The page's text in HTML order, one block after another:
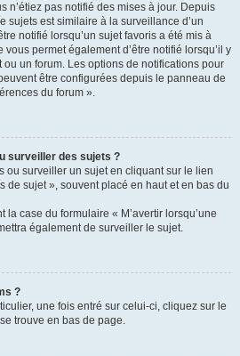
n’étiez pas notifié des mises à jour. Depuis
sujets est similaire à la surveillance d’un
notifié lorsqu’un sujet favoris a été mis à
permet également d’être notifié lorsqu’il y
un forum. Les options de notifications pour
être configurées depuis le panneau de
du forum ».
surveiller des sujets ?
ou surveiller un sujet en cliquant sur le lien
de sujet », souvent placé en haut et en bas du
la case du formulaire « M’avertir lorsqu’une
également de surveiller le sujet.
?
une fois entré sur celui-ci, cliquez sur le
trouve en bas de page.